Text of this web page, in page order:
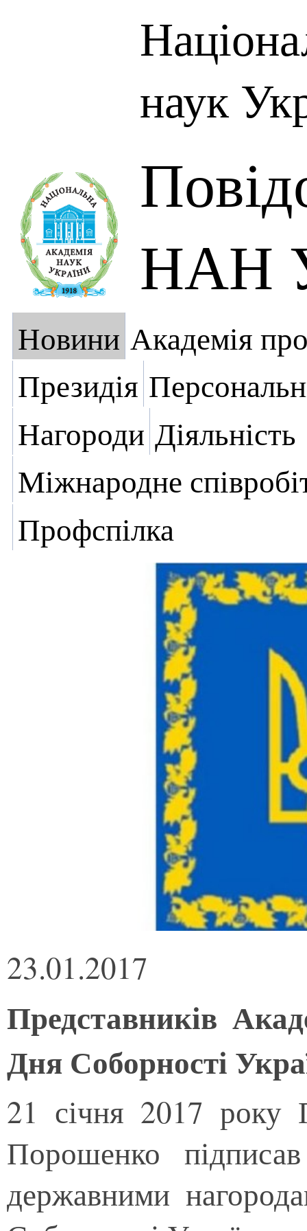
наук
НАН
Новини Академія
Президія
Нагороди Діяльність
Міжнародне
Профспілка
23.01.2017
Представників
Дня Соборності
21 січня 2017 року
Порошенко
державними